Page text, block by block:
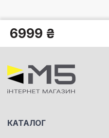
6999 ₴
КАТАЛОГ